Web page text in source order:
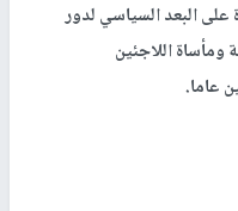
على البعد السياسي لدور
ومأساة اللاجئين
عاما.